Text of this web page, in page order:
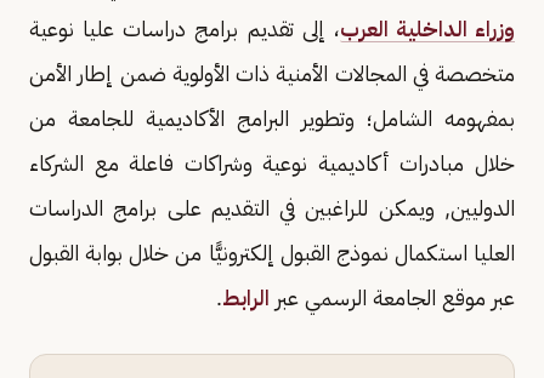
وزراء الداخلية العرب، إلى تقديم برامج دراسات عليا نوعية
متخصصة في المجالات الأمنية ذات الأولوية ضمن إطار الأمن
بمفهومه الشامل؛ وتطوير البرامج الأكاديمية للجامعة من
خلال مبادرات أكاديمية نوعية وشراكات فاعلة مع الشركاء
الدوليين, ويمكن للراغبين في التقديم على برامج الدراسات
العليا استكمال نموذج القبول إلكترونيًّا من خلال بوابة القبول
عبر موقع الجامعة الرسمي عبر الرابط.